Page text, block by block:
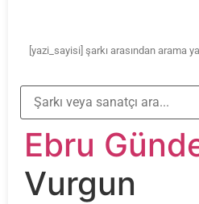
[yazi_sayisi] şarkı arasından arama
Ebru
Vurgun